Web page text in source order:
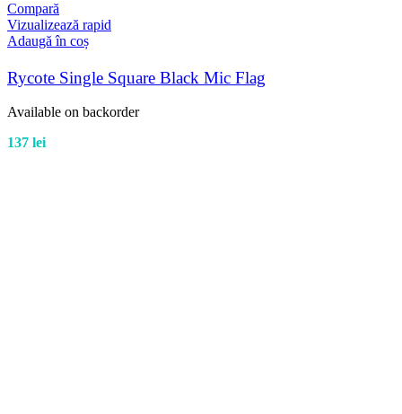
Compară
Vizualizează rapid
Adaugă în coș
Rycote Single Square Black Mic Flag
Available on backorder
137 lei